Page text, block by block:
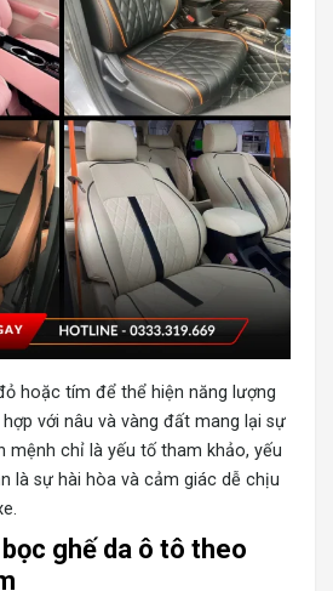
hoặc tím để thể hiện năng lượng
với nâu và vàng đất mang lại sự
mệnh chỉ là yếu tố tham khảo, yếu
là sự hài hòa và cảm giác dễ chịu
ghế da ô tô theo